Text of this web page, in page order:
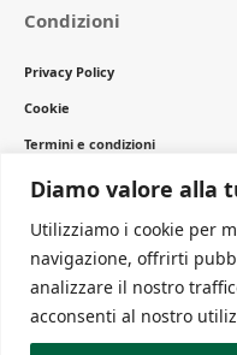
Diamo valore alla
Utilizziamo i cookie per
navigazione, offrirti
analizzare il nostro
acconsenti al nostro
Condizioni
Privacy Policy
Cookie
Termini e condizioni
Copyright